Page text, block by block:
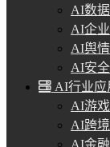
AI数
AI企
AI舆
AI安
AI行业应
AI游
AI跨
AI金